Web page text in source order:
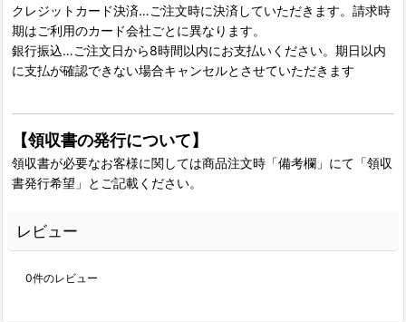
クレジットカード決済…ご注文時に決済していただきます。請求時
期はご利用のカード会社ごとに異なります。
銀行振込…ご注文日から8時間以内にお支払いください。期日以内
に支払が確認できない場合キャンセルとさせていただきます
【領収書の発行について】
領収書が必要なお客様に関しては商品注文時「備考欄」にて「領収
書発行希望」とご記載ください。
レビュー
0件のレビュー